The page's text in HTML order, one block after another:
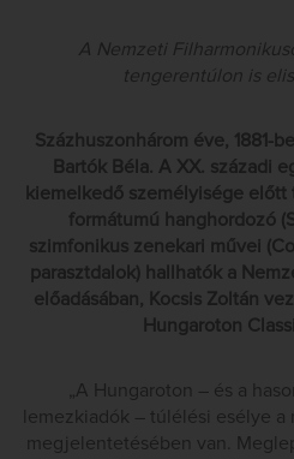
A Nemzeti
tengerentúlon is
Százhuszonhárom éve, 1881-
Bartók Béla. A XX. századi
kiemelkedő személyisége előtt
formátumú hanghordozó
szimfonikus zenekari művei
parasztdalok) hallhatók a
előadásában, Kocsis Zoltán
Hungaroton
„A Hungaroton – és a
lemezkiadók – túlélési esélye
megjelentetésében van.